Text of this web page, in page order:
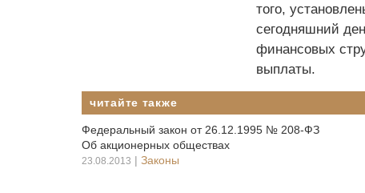
того,
сегодняшний
финансовых
выплаты.
читайте также
Федеральный закон от 26.12.1995 № 208-ФЗ
Об акционерных обществах
23.08.2013 | Законы